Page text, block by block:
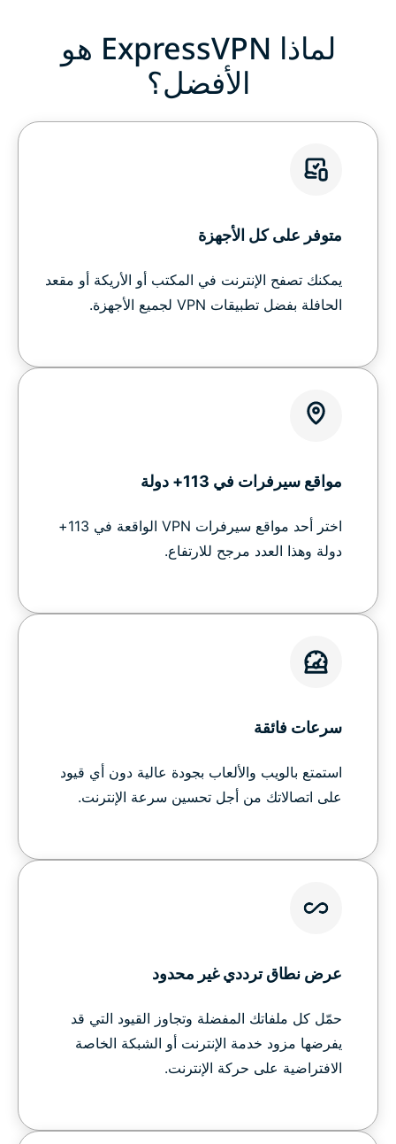
لماذا ExpressVPN هو
الأفضل؟
متوفر على كل الأجهزة
يمكنك تصفح الإنترنت في المكتب أو الأريكة أو مقعد
الحافلة بفضل تطبيقات VPN لجميع الأجهزة.
مواقع سيرفرات في 113+ دولة
اختر أحد مواقع سيرفرات VPN الواقعة في 113+
دولة وهذا العدد مرجح للارتفاع.
سرعات فائقة
استمتع بالويب والألعاب بجودة عالية دون أي قيود
على اتصالاتك من أجل تحسين سرعة الإنترنت.
عرض نطاق ترددي غير محدود
حمّل كل ملفاتك المفضلة وتجاوز القيود التي قد
يفرضها مزود خدمة الإنترنت أو الشبكة الخاصة
الافتراضية على حركة الإنترنت.